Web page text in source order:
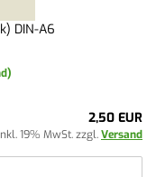
DIN-A6
2,50 EUR
19% MwSt. zzgl.Versand